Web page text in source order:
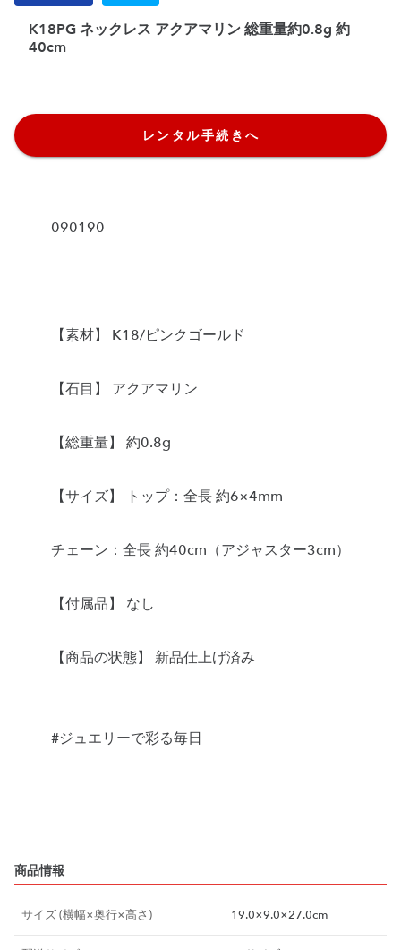
K18PG ネックレス アクアマリン 総重量約0.8g 約
40cm
レンタル手続きへ
090190
【素材】 K18/ピンクゴールド
【石目】 アクアマリン
【総重量】 約0.8g
【サイズ】 トップ：全長 約6×4mm
チェーン：全長 約40cm（アジャスター3cm）
【付属品】 なし
【商品の状態】 新品仕上げ済み
#ジュエリーで彩る毎日
商品情報
サイズ (横幅×奥行×高さ) 19.0×9.0×27.0cm